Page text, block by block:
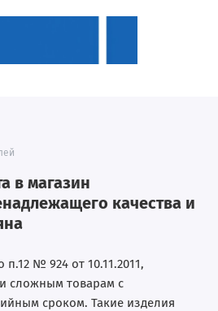
в магазин
качества и
№ 924 от 10.11.2011,
сложным товарам с
сроком. Такие изделия